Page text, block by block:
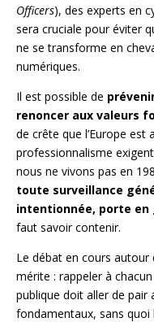
Officers), des experts en
sera cruciale pour éviter
ne se transforme en
numériques.
Il est possible de
renoncer aux valeurs
de crête que l’Europe
professionnalisme
nous ne vivons pas en
toute surveillance
intentionnée, porte en
faut savoir contenir.
Le débat en cours autour
mérite : rappeler à
publique doit aller de pair
fondamentaux, sans